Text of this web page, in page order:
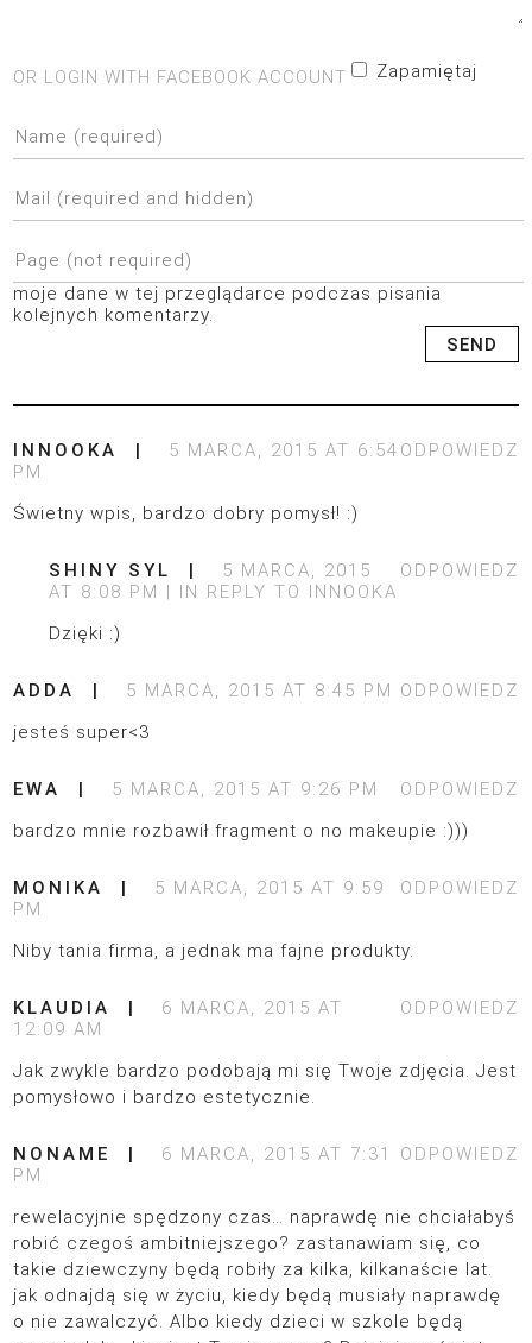
OR LOGIN WITH FACEBOOK ACCOUNT Zapamiętaj
moje dane w tej przeglądarce podczas pisania
kolejnych komentarzy.
ODPOWIEDZ
INNOOKA
5 MARCA, 2015 AT 6:54
PM
Świetny wpis, bardzo dobry pomysł! :)
ODPOWIEDZ
SHINY SYL
5 MARCA, 2015
AT 8:08 PM
IN REPLY TO
INNOOKA
Dzięki :)
ODPOWIEDZ
ADDA
5 MARCA, 2015 AT 8:45 PM
jesteś super<3
ODPOWIEDZ
EWA
5 MARCA, 2015 AT 9:26 PM
bardzo mnie rozbawił fragment o no makeupie :)))
ODPOWIEDZ
MONIKA
5 MARCA, 2015 AT 9:59
PM
Niby tania firma, a jednak ma fajne produkty.
ODPOWIEDZ
KLAUDIA
6 MARCA, 2015 AT
12:09 AM
Jak zwykle bardzo podobają mi się Twoje zdjęcia. Jest
pomysłowo i bardzo estetycznie.
ODPOWIEDZ
NONAME
6 MARCA, 2015 AT 7:31
PM
rewelacyjnie spędzony czas… naprawdę nie chciałabyś
robić czegoś ambitniejszego? zastanawiam się, co
takie dziewczyny będą robiły za kilka, kilkanaście lat.
jak odnajdą się w życiu, kiedy będą musiały naprawdę
o nie zawalczyć. Albo kiedy dzieci w szkole będą